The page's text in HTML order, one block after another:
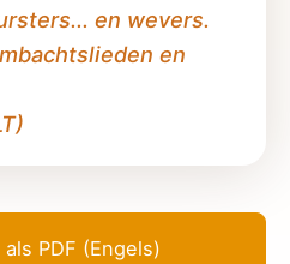
en wevers.
en
PDF (Engels)